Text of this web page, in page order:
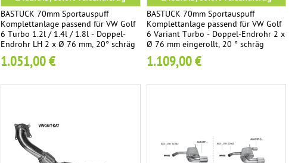
BASTUCK 70mm Sportauspuff
Komplettanlage passend für VW Golf
6 Turbo 1.2l / 1.4l / 1.8l - Doppel-
Endrohr LH 2 x Ø 76 mm, 20° schräg
geschnitten
1.051,00 €
BASTUCK 70mm Sportauspuff
Komplettanlage passend für VW Golf
6 Variant Turbo - Doppel-Endrohr 2 x
Ø 76 mm eingerollt, 20 ° schräg
geschnitten
1.109,00 €